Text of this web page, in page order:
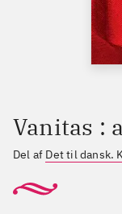
Vanitas :
Del af Det til dansk.